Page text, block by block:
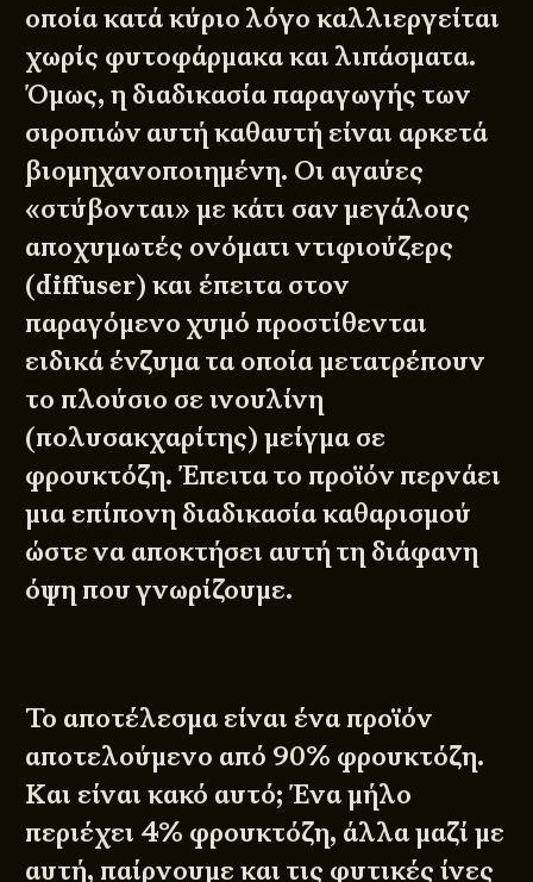
οποία κατά κύριο λόγο καλλιεργείται
χωρίς φυτοφάρμακα και λιπάσματα.
Όμως, η διαδικασία παραγωγής των
σιροπιών αυτή καθαυτή είναι αρκετά
βιομηχανοποιημένη. Οι αγαύες
«στύβονται» με κάτι σαν μεγάλους
αποχυμωτές ονόματι ντιφιούζερς
(diffuser) και έπειτα στον
παραγόμενο χυμό προστίθενται
ειδικά ένζυμα τα οποία μετατρέπουν
το πλούσιο σε ινουλίνη
(πολυσακχαρίτης) μείγμα σε
φρουκτόζη. Έπειτα το προϊόν περνάει
μια επίπονη διαδικασία καθαρισμού
ώστε να αποκτήσει αυτή τη διάφανη
όψη που γνωρίζουμε.
Το αποτέλεσμα είναι ένα προϊόν
αποτελούμενο από 90% φρουκτόζη.
Και είναι κακό αυτό; Ένα μήλο
περιέχει 4% φρουκτόζη, άλλα μαζί με
αυτή, παίρνουμε και τις φυτικές ίνες